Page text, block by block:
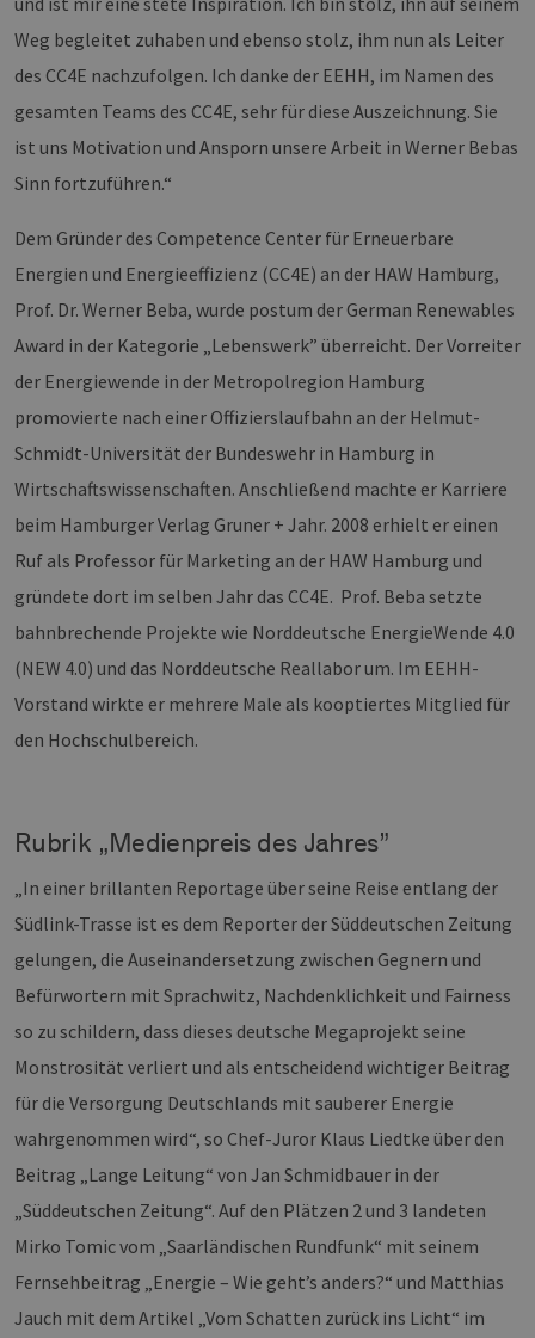
Weg begleitet zuhaben und ebenso stolz, ihm nun als Leiter
des CC4E nachzufolgen. Ich danke der EEHH, im Namen des
gesamten Teams des CC4E, sehr für diese Auszeichnung. Sie
ist uns Motivation und Ansporn unsere Arbeit in Werner Bebas
Sinn fortzuführen.“
Dem Gründer des Competence Center für Erneuerbare
Energien und Energieeffizienz (CC4E) an der HAW Hamburg,
Prof. Dr. Werner Beba, wurde postum der German Renewables
Award in der Kategorie „Lebenswerk” überreicht. Der Vorreiter
der Energiewende in der Metropolregion Hamburg
promovierte nach einer Offizierslaufbahn an der Helmut-
Schmidt-Universität der Bundeswehr in Hamburg in
Wirtschaftswissenschaften. Anschließend machte er Karriere
beim Hamburger Verlag Gruner + Jahr. 2008 erhielt er einen
Ruf als Professor für Marketing an der HAW Hamburg und
gründete dort im selben Jahr das CC4E. Prof. Beba setzte
bahnbrechende Projekte wie Norddeutsche EnergieWende 4.0
(NEW 4.0) und das Norddeutsche Reallabor um. Im EEHH-
Vorstand wirkte er mehrere Male als kooptiertes Mitglied für
den Hochschulbereich.
Rubrik „Medienpreis des Jahres”
„In einer brillanten Reportage über seine Reise entlang der
Südlink-Trasse ist es dem Reporter der Süddeutschen Zeitung
gelungen, die Auseinandersetzung zwischen Gegnern und
Befürwortern mit Sprachwitz, Nachdenklichkeit und Fairness
so zu schildern, dass dieses deutsche Megaprojekt seine
Monstrosität verliert und als entscheidend wichtiger Beitrag
für die Versorgung Deutschlands mit sauberer Energie
wahrgenommen wird“, so Chef-Juror Klaus Liedtke über den
Beitrag „Lange Leitung“ von Jan Schmidbauer in der
„Süddeutschen Zeitung“. Auf den Plätzen 2 und 3 landeten
Mirko Tomic vom „Saarländischen Rundfunk“ mit seinem
Fernsehbeitrag „Energie – Wie geht’s anders?“ und Matthias
Jauch mit dem Artikel „Vom Schatten zurück ins Licht“ im
_dd_s player.vimeo.com 15 Minuten
Dieses
um
einer
Sitzung
sind. Es
.erneuerbare-
energien-
hamburg.de
Monat
am
von
wird
indem
Es ist in
_ga_7TCBZELCXK
.erneuerbare-
hamburg.de
1 Jahr 1
Dieses
Analytics
den
Inc.
Monat
Cookies
Vimeo-
auf Websites